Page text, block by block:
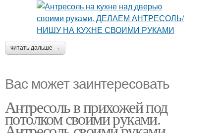
читать дальше →
Вас может заинтересовать
Антресоль в прихожей под
потолком своими руками.